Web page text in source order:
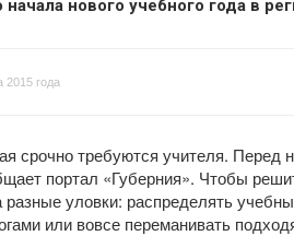
нового учебного года в
2015 года
срочно требуются учителя. Перед
портал «Губерния». Чтобы
уловки: распределять
или вовсе переманивать